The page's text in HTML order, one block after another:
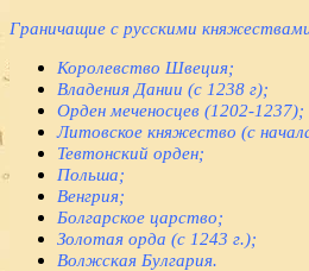
Граничащие с русскими
Королевство Швеция;
Владения Дании (с 1238 г);
Орден меченосцев (1202-1237);
Литовское княжество (с
Тевтонский орден;
Польша;
Венгрия;
Болгарское царство;
Золотая орда (с 1243 г.);
Волжская Булгария.